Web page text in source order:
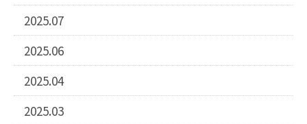
2025.07
2025.06
2025.04
2025.03